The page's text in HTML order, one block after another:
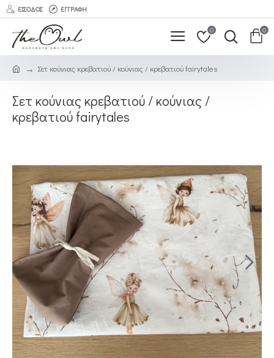
ΕΊΣΟΔΟΣ ΕΓΓΡΑΦΉ
0 0
Σετ κούνιας κρεβατιού / κούνιας / κρεβατιού fairytales
Σετ κούνιας κρεβατιού / κούνιας /
κρεβατιού fairytales